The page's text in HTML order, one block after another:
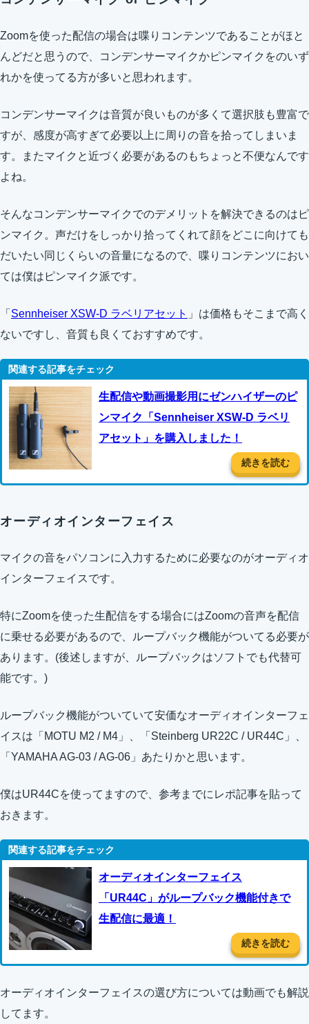
Zoomを使った配信の場合は喋りコンテンツであることがほと
んどだと思うので、コンデンサーマイクかピンマイクをのいず
れかを使ってる方が多いと思われます。
コンデンサーマイクは音質が良いものが多くて選択肢も豊富で
すが、感度が高すぎて必要以上に周りの音を拾ってしまいま
す。またマイクと近づく必要があるのもちょっと不便なんです
よね。
そんなコンデンサーマイクでのデメリットを解決できるのはピ
ンマイク。声だけをしっかり拾ってくれて顔をどこに向けても
だいたい同じくらいの音量になるので、喋りコンテンツにおい
ては僕はピンマイク派です。
「 Sennheiser XSW-D ラベリアセット 」は価格もそこまで高く
ないですし、音質も良くておすすめです。
生配信や動画撮影用にゼンハイザーのピ
ンマイク「Sennheiser XSW-D ラベリ
アセット」を購入しました！
続きを読む
オーディオインターフェイス
マイクの音をパソコンに入力するために必要なのがオーディオ
インターフェイスです。
特にZoomを使った生配信をする場合にはZoomの音声を配信
に乗せる必要があるので、ループバック機能がついてる必要が
あります。(後述しますが、ループバックはソフトでも代替可
能です。)
ループバック機能がついていて安価なオーディオインターフェ
イスは「MOTU M2 / M4」、「Steinberg UR22C / UR44C」、
「YAMAHA AG-03 / AG-06」あたりかと思います。
僕はUR44Cを使ってますので、参考までにレポ記事を貼って
おきます。
オーディオインターフェイス
「UR44C」がループバック機能付きで
生配信に最適！
続きを読む
オーディオインターフェイスの選び方については動画でも解説
してます。